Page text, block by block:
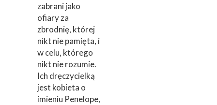
zabrani jako
ofiary za
zbrodnię, której
nikt nie pamięta, i
w celu, którego
nikt nie rozumie.
Ich dręczycielką
jest kobieta o
imieniu Penelope,